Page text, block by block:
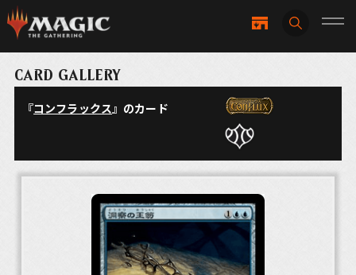
CARD GALLERY
『コンフラックス』のカード